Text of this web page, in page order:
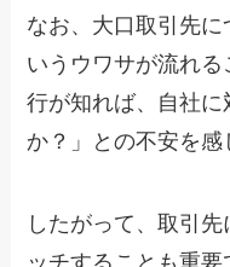
なお、大口取引先に
いうウワサが流れ
行が知れば、自社に
か？」との不安を感
したがって、取引